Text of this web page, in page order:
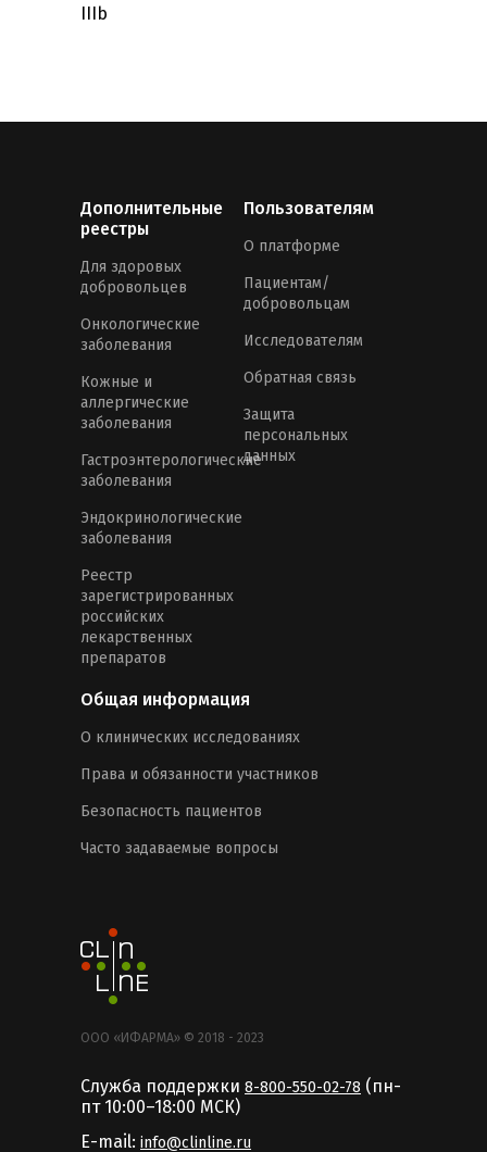
IIIb
Дополнительные
реестры
Для здоровых
добровольцев
Онкологические
заболевания
Кожные и
аллергические
заболевания
Гастроэнтерологические
заболевания
Эндокринологические
заболевания
Реестр
зарегистрированных
российских
лекарственных
препаратов
Пользователям
О платформе
Пациентам/
добровольцам
Исследователям
Обратная связь
Защита
персональных
данных
Общая информация
О клинических исследованиях
Права и обязанности участников
Безопасность пациентов
Часто задаваемые вопросы
ООО «ИФАРМА» © 2018 - 2023
Служба поддержки 8-800-550-02-78 (пн-
пт 10:00–18:00 MCК)
E-mail: info@clinline.ru